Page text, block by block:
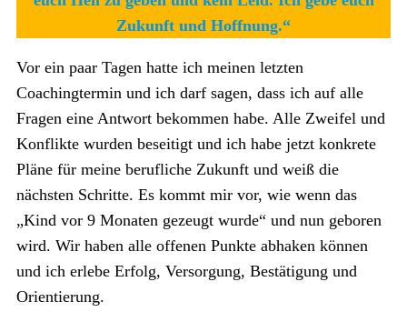
Zukunft und Hoffnung.“
Vor ein paar Tagen hatte ich meinen letzten
Coachingtermin und ich darf sagen, dass ich auf alle
Fragen eine Antwort bekommen habe. Alle Zweifel und
Konflikte wurden beseitigt und ich habe jetzt konkrete
Pläne für meine berufliche Zukunft und weiß die
nächsten Schritte. Es kommt mir vor, wie wenn das
„Kind vor 9 Monaten gezeugt wurde“ und nun geboren
wird. Wir haben alle offenen Punkte abhaken können
und ich erlebe Erfolg, Versorgung, Bestätigung und
Orientierung.